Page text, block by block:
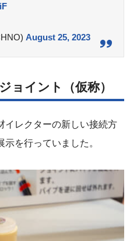
August 25, 2023
ョイント（仮称）
イレクターの新しい接続方
を行っていました。